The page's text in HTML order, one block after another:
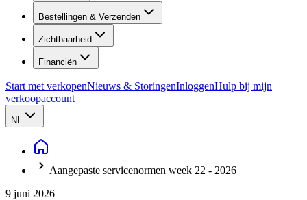
Bestellingen & Verzenden
Zichtbaarheid
Financiën
Start met verkopenNieuws & StoringenInloggenHulp bij mijn
verkoopaccount
NL
Aangepaste servicenormen week 22 - 2026
9 juni 2026